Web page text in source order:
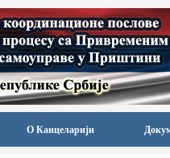
О Канцеларији